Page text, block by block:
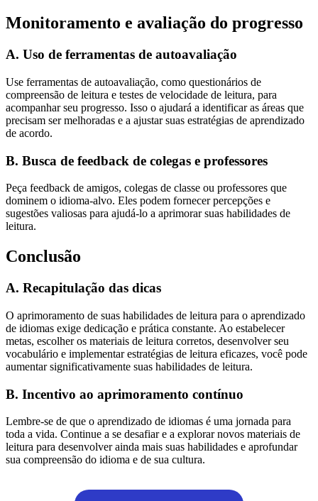
Monitoramento e avaliação do progresso
A. Uso de ferramentas de autoavaliação
Use ferramentas de autoavaliação, como questionários de
compreensão de leitura e testes de velocidade de leitura, para
acompanhar seu progresso. Isso o ajudará a identificar as áreas que
precisam ser melhoradas e a ajustar suas estratégias de aprendizado
de acordo.
B. Busca de feedback de colegas e professores
Peça feedback de amigos, colegas de classe ou professores que
dominem o idioma-alvo. Eles podem fornecer percepções e
sugestões valiosas para ajudá-lo a aprimorar suas habilidades de
leitura.
Conclusão
A. Recapitulação das dicas
O aprimoramento de suas habilidades de leitura para o aprendizado
de idiomas exige dedicação e prática constante. Ao estabelecer
metas, escolher os materiais de leitura corretos, desenvolver seu
vocabulário e implementar estratégias de leitura eficazes, você pode
aumentar significativamente suas habilidades de leitura.
B. Incentivo ao aprimoramento contínuo
Lembre-se de que o aprendizado de idiomas é uma jornada para
toda a vida. Continue a se desafiar e a explorar novos materiais de
leitura para desenvolver ainda mais suas habilidades e aprofundar
sua compreensão do idioma e de sua cultura.